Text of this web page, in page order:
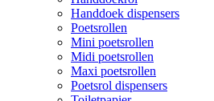
Handdoek dispensers
Poetsrollen
Mini poetsrollen
Midi poetsrollen
Maxi poetsrollen
Poetsrol dispensers